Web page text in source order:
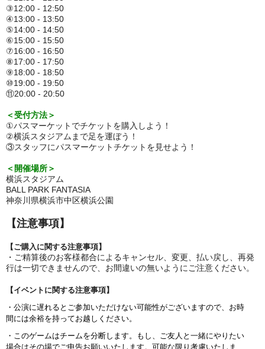
③12:00 - 12:50
④13:00 - 13:50
⑤14:00 - 14:50
⑥15:00 - 15:50
⑦16:00 - 16:50
⑧17:00 - 17:50
⑨18:00 - 18:50
⑩19:00 - 19:50
⑪20:00 - 20:50
＜受付方法＞
①パスマーケットでチケットを購入しよう！
②横浜スタジアム まで足を運ぼう！
③スタッフにパスマーケットチケットを見せよう！
＜開催場所＞
横浜スタジアム
BALL PARK FANTASIA
神奈川県横浜市中区横浜公園
【注意事項】
【ご購入に関する注意事項】
・ご精算後のお客様都合によるキャンセル、変更、払い戻し、再発
行は一切できませんので、お間違いの無いようにご注意ください。
【イベントに関する注意事項】
・公演に遅れるとご参加いただけない可能性がございますので、お時
間には余裕を持ってお越しください。
・このゲームはチームを分断します。もし、ご友人と一緒にやりたい
場合はその場でご申告お願いいたします。可能な限り考慮いたしま